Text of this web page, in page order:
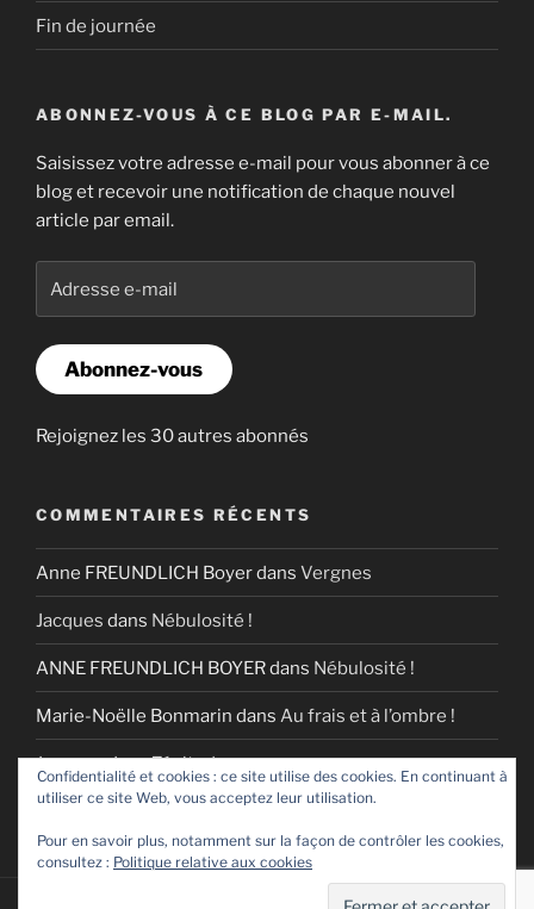
Fin de journée
ABONNEZ-VOUS À CE BLOG PAR E-MAIL.
Saisissez votre adresse e-mail pour vous abonner à ce
blog et recevoir une notification de chaque nouvel
article par email.
Abonnez-vous
Rejoignez les 30 autres abonnés
COMMENTAIRES RÉCENTS
Anne FREUNDLICH Boyerdans Vergnes
Jacques dans Nébulosité !
ANNE FREUNDLICH BOYERdans Nébulosité !
Marie-Noëlle Bonmarin dans Au frais et à l’ombre !
JacquesdansZénitude
Confidentialité et cookies : ce site utilise des cookies. En continuant à
utiliser ce site Web, vous acceptez leur utilisation.
Pour en savoir plus, notamment sur la façon de contrôler les cookies,
consultez : Politique relative aux cookies